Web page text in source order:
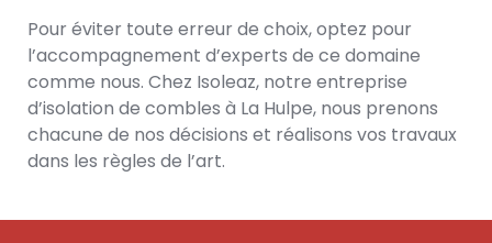
Pour éviter toute erreur de choix, optez pour
l’accompagnement d’experts de ce domaine
comme nous. Chez Isoleaz, notre entreprise
d’isolation de combles à La Hulpe, nous prenons
chacune de nos décisions et réalisons vos travaux
dans les règles de l’art.